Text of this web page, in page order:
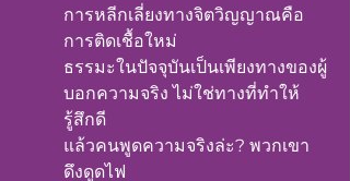
การหลีกเลี่ยงทางจิตวิญญาณคือ
การติดเชื้อใหม่
ธรรมะในปัจจุบันเป็นเพียงทางของผู้
บอกความจริง ไม่ใช่ทางที่ทำให้
รู้สึกดี
แล้วคนพูดความจริงล่ะ? พวกเขา
ดึงดูดไฟ